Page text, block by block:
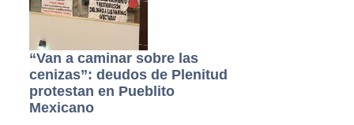
“Van a caminar sobre las
cenizas”: deudos de Plenitud
protestan en Pueblito
Mexicano